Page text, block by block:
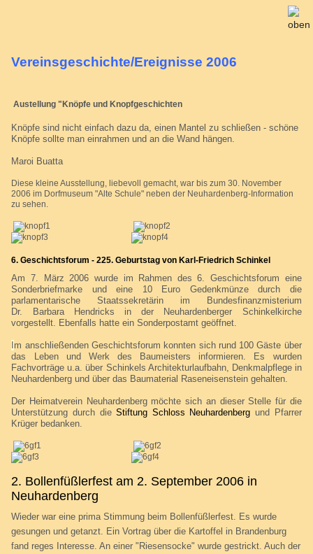
Vereinsgeschichte/Ereignisse 2006
Austellung "Knöpfe und Knopfgeschichten
Knöpfe sind nicht einfach dazu da, einen Mantel zu schließen - schöne
Knöpfe sollte man einrahmen und an die Wand hängen.
Maroi Buatta
Diese kleine Ausstellung, liebevoll gemacht, war bis zum 30. November
2006 im Dorfmuseum "Alte Schule" neben der Neuhardenberg-Information
zu sehen.
6. Geschichtsforum - 225. Geburtstag von Karl-Friedrich Schinkel
Am 7. März 2006 wurde im Rahmen des 6. Geschichtsforum eine
Sonderbriefmarke und eine 10 Euro Gedenkmünze durch die
parlamentarische Staatssekretärin im Bundesfinanzmisterium
Dr. Barbara Hendricks in der Neuhardenberger Schinkelkirche
vorgestellt. Ebenfalls hatte ein Sonderpostamt geöffnet.
m anschließenden Geschichtsforum konnten sich rund 100 Gäste über
das Leben und Werk des Baumeisters informieren. Es wurden
Fachvorträge u.a. über Schinkels Architekturlaufbahn, Denkmalpflege in
Neuhardenberg und über das Baumaterial Raseneisenstein gehalten.
Der Heimatverein Neuhardenberg möchte sich an dieser Stelle für die
Unterstützung durch dieStiftung Schloss Neuhardenberg und Pfarrer
Krüger bedanken.
2. Bollenfüßlerfest am 2. September 2006 in
Neuhardenberg
Wieder war eine prima Stimmung beim Bollenfüßlerfest. Es wurde
gesungen und getanzt. Ein Vortrag über die Kartoffel in Brandenburg
fand reges Interesse. An einer "Riesensocke" wurde gestrickt. Auch der